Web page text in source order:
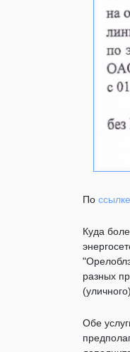
По
Куда
разных
Обе